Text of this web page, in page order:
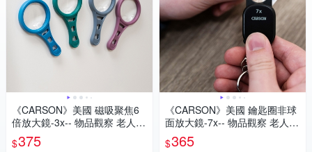
《CARSON》美國 磁吸聚焦6
倍放大鏡-3x-- 物品觀察 老人閱
讀 年長長者 輔助視力
$375
《CARSON》美國 鑰匙圈非球
面放大鏡-7x-- 物品觀察 老人閱
讀 年長長者 輔助視力
$365